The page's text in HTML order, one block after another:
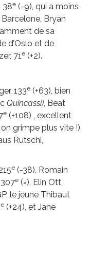
38e (-9), qui a moins
Bryan
de sa
d’Oslo et de
71e (+2).
133e (+63), bien
Quincassi), Beat
e (+108) , excellent
grimpe plus vite !),
Rutschi,
e (-38), Romain
e (=), Elin Ott,
le jeune Thibaut
e (+24), et Jane